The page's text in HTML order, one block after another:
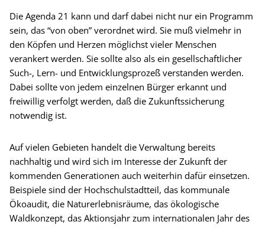
Die Agenda 21 kann und darf dabei nicht nur ein Programm
sein, das “von oben” verordnet wird. Sie muß vielmehr in
den Köpfen und Herzen möglichst vieler Menschen
verankert werden. Sie sollte also als ein gesellschaftlicher
Such-, Lern- und Entwicklungsprozeß verstanden werden.
Dabei sollte von jedem einzelnen Bürger erkannt und
freiwillig verfolgt werden, daß die Zukunftssicherung
notwendig ist.
Auf vielen Gebieten handelt die Verwaltung bereits
nachhaltig und wird sich im Interesse der Zukunft der
kommenden Generationen auch weiterhin dafür einsetzen.
Beispiele sind der Hochschulstadtteil, das kommunale
Ökoaudit, die Naturerlebnisräume, das ökologische
Waldkonzept, das Aktionsjahr zum internationalen Jahr des